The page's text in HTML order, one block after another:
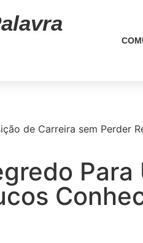
de Carreira sem Perder